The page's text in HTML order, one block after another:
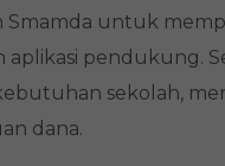
untuk
aplikasi pendukung.
sekolah,
dana.